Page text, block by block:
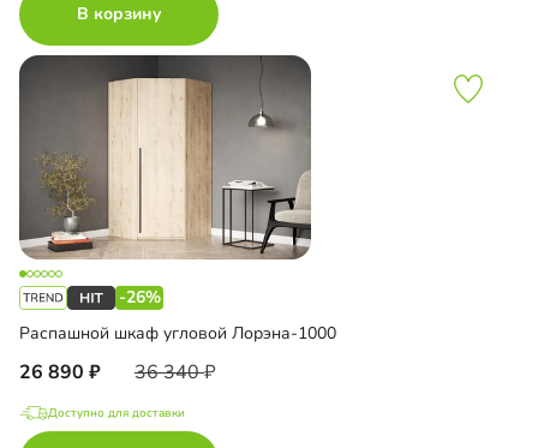
В корзину
-26%
Распашной шкаф угловой Лорэна-1000
26 890 36 340
Доступно для доставки